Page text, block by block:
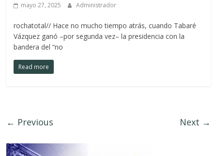
mayo 27, 2025 Administrador
rochatotal// Hace no mucho tiempo atrás, cuando Tabaré
Vázquez ganó –por segunda vez– la presidencia con la
bandera del “no
Read more
← Previous Next →